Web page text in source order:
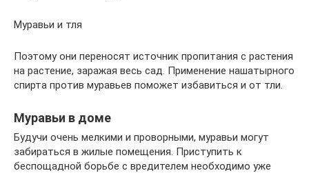
Муравьи и тля
Поэтому они переносят источник пропитания с растения
на растение, заражая весь сад. Применение нашатырного
спирта против муравьев поможет избавиться и от тли.
Муравьи в доме
Будучи очень мелкими и проворными, муравьи могут
забираться в жилые помещения. Приступить к
беспощадной борьбе с вредителем необходимо уже